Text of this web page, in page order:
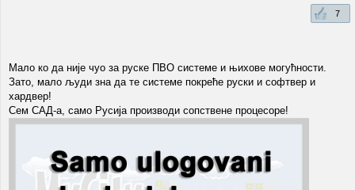
7
Mало ко да није чуо за руске ПВО системе и њихове могућности.
Зато, мало људи зна да те системе покреће руски и софтвер и
хардвер!
Сем САД-а, само Русија производи сопствене процесоре!